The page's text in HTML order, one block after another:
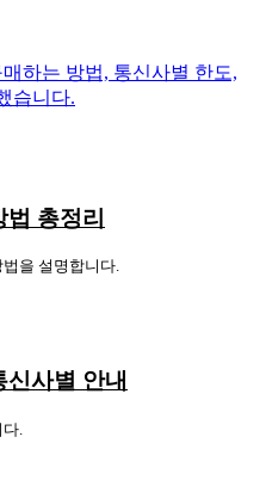
하는 방법, 통신사별 한도,
습니다.
총정리
을 설명합니다.
사별 안내
.